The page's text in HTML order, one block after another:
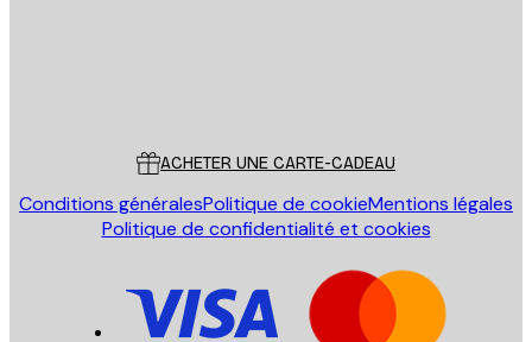
ACHETER UNE CARTE-CADEAU
Conditions généralesPolitique de cookieMentions légales
Politique de confidentialité et cookies